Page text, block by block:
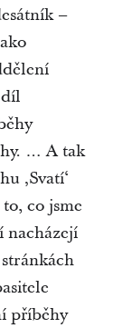
–
… A tak
‚Svatí‘
co jsme
nacházejí
příběhy